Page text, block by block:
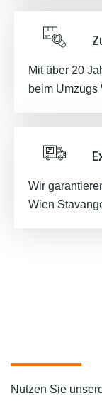
Mit über 20
beim Umzugs
Wir
Wien
Nutzen Sie